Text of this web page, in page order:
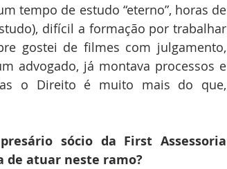
tempo de estudo “eterno”, horas de
difícil a formação por trabalhar
gostei de filmes com julgamento,
advogado, já montava processos e
o Direito é muito mais do que,
sócio da First Assessoria
de atuar neste ramo?